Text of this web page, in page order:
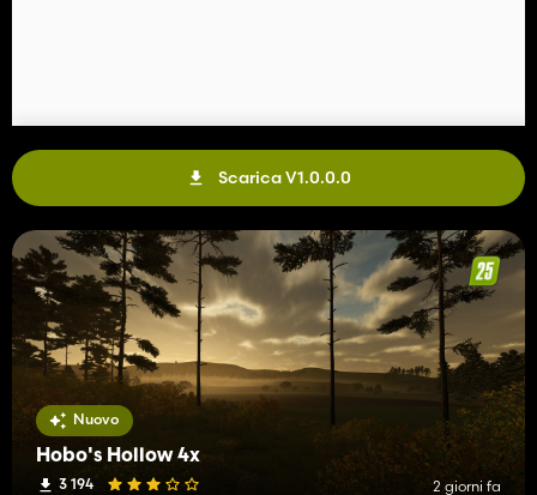
Scarica V1.0.0.0
Nuovo
Hobo's Hollow 4x
3 194 2 giorni fa